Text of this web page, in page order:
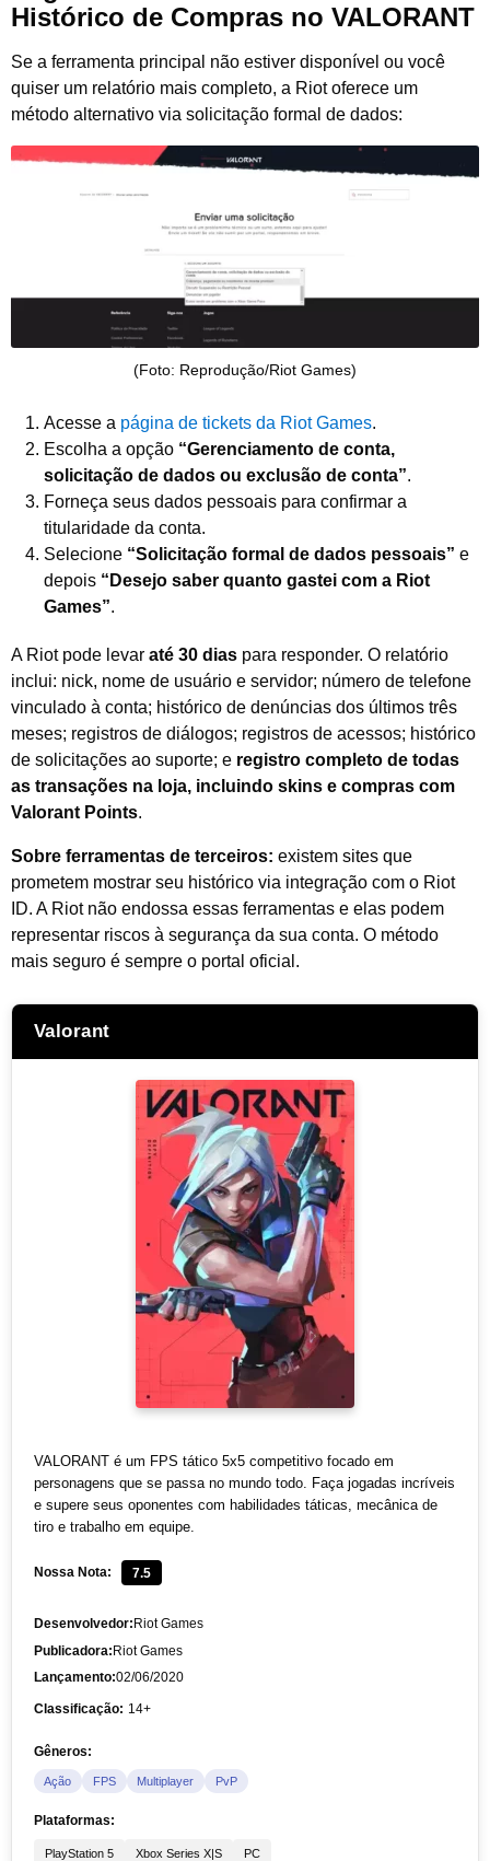
Histórico de Compras no VALORANT
Se a ferramenta principal não estiver disponível ou você
quiser um relatório mais completo, a Riot oferece um
método alternativo via solicitação formal de dados:
(Foto: Reprodução/Riot Games)
Acesse a página de tickets da Riot Games.
Escolha a opção “Gerenciamento de conta,
solicitação de dados ou exclusão de conta”.
Forneça seus dados pessoais para confirmar a
titularidade da conta.
Selecione “Solicitação formal de dados pessoais” e
depois “Desejo saber quanto gastei com a Riot
Games”.
A Riot pode levar até 30 dias para responder. O relatório
inclui: nick, nome de usuário e servidor; número de telefone
vinculado à conta; histórico de denúncias dos últimos três
meses; registros de diálogos; registros de acessos; histórico
de solicitações ao suporte; e registro completo de todas
as transações na loja, incluindo skins e compras com
Valorant Points.
Sobre ferramentas de terceiros: existem sites que
prometem mostrar seu histórico via integração com o Riot
ID. A Riot não endossa essas ferramentas e elas podem
representar riscos à segurança da sua conta. O método
mais seguro é sempre o portal oficial.
Valorant
VALORANT é um FPS tático 5x5 competitivo focado em
personagens que se passa no mundo todo. Faça jogadas incríveis
e supere seus oponentes com habilidades táticas, mecânica de
tiro e trabalho em equipe.
Nossa Nota: 7.5
Desenvolvedor: Riot Games
Publicadora:Riot Games
Lançamento:02/06/2020
Classificação: 14+
Gêneros:
Ação FPS Multiplayer PvP
Plataformas:
PlayStation 5 Xbox Series X|S PC